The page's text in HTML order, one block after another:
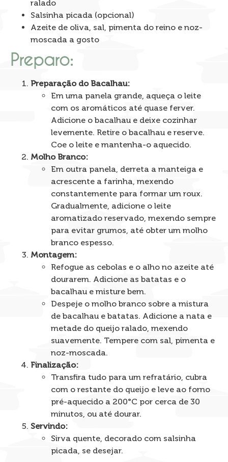
ralado
Salsinha picada (opcional)
Azeite de oliva, sal, pimenta do reino e noz-
moscada a gosto
Preparo:
Preparação do Bacalhau:
Em uma panela grande, aqueça o leite
com os aromáticos até quase ferver.
Adicione o bacalhau e deixe cozinhar
levemente. Retire o bacalhau e reserve.
Coe o leite e mantenha-o aquecido.
Molho Branco:
Em outra panela, derreta a manteiga e
acrescente a farinha, mexendo
constantemente para formar um roux.
Gradualmente, adicione o leite
aromatizado reservado, mexendo sempre
para evitar grumos, até obter um molho
branco espesso.
Montagem:
Refogue as cebolas e o alho no azeite até
dourarem. Adicione as batatas e o
bacalhau e misture bem.
Despeje o molho branco sobre a mistura
de bacalhau e batatas. Adicione a nata e
metade do queijo ralado, mexendo
suavemente. Tempere com sal, pimenta e
noz-moscada.
Finalização:
Transfira tudo para um refratário, cubra
com o restante do queijo e leve ao forno
pré-aquecido a 200°C por cerca de 30
minutos, ou até dourar.
Servindo:
Sirva quente, decorado com salsinha
picada, se desejar.